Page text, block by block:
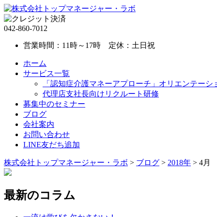
042-860-7012
営業時間：11時～17時 定休：土日祝
ホーム
サービス一覧
「認知症介護マネーアプローチ」オリエンテーシ
代理店支社長向けリクルート研修
募集中のセミナー
ブログ
会社案内
お問い合わせ
LINE友だち追加
株式会社トップマネージャー・ラボ > ブログ > 2018年 > 4月
最新のコラム